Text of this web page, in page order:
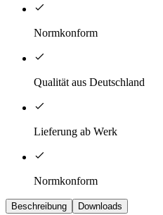
Normkonform
Qualität aus Deutschland
Lieferung ab Werk
Normkonform
Beschreibung Downloads